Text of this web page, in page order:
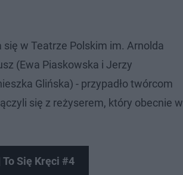
się w Teatrze Polskim im. Arnolda
(Ewa Piaskowska i Jerzy
Glińska) - przypadło twórcom
się z reżyserem, który obecnie w
Się Kręci #4